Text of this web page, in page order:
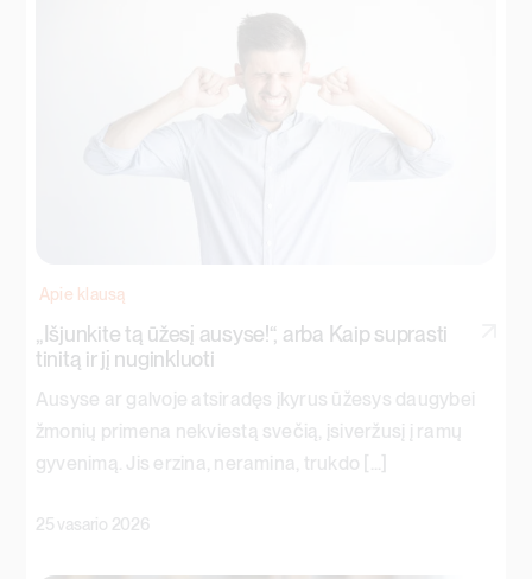
Apie klausą
„Išjunkite tą ūžesį ausyse!“, arba Kaip suprasti
tinitą ir jį nuginkluoti
Ausyse ar galvoje atsiradęs įkyrus ūžesys daugybei
žmonių primena nekviestą svečią, įsiveržusį į ramų
gyvenimą. Jis erzina, neramina, trukdo [...]
25 vasario 2026